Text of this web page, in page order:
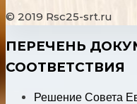
© 2019 Rsc25-srt.ru
ПЕРЕЧЕНЬ
СООТВЕТСТВИЯ
Решение Совета